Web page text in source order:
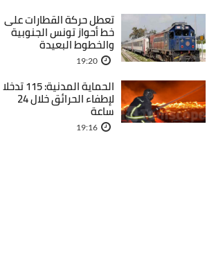
تعطل حركة القطارات على
خط أحواز تونس الجنوبية
والخطوط البعيدة
19:20
الحماية المدنية: 115 تدخلا
لإطفاء الحرائق خلال 24
ساعة
19:16